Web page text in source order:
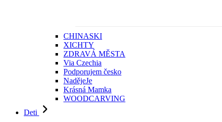
CHINASKI
XICHTY
ZDRAVÁ MĚSTA
Via Czechia
Podporujem česko
NadějeJe
Krásná Mamka
WOODCARVING
Deti